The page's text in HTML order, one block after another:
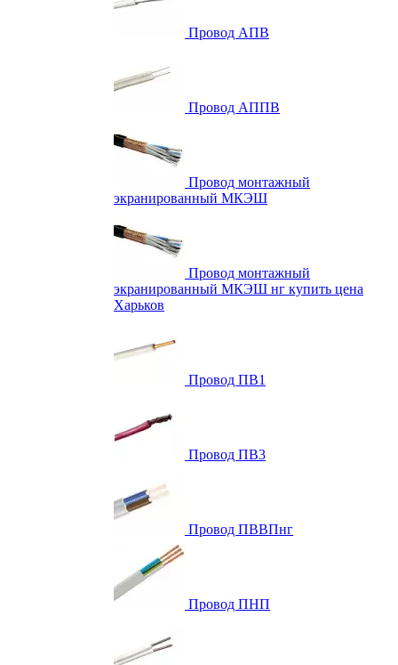
Провод АПВ
Провод АППВ
Провод монтажный
экранированный МКЭШ
Провод монтажный
экранированный МКЭШ нг купить цена
Харьков
Провод ПВ1
Провод ПВ3
Провод ПВВПнг
Провод ПНП